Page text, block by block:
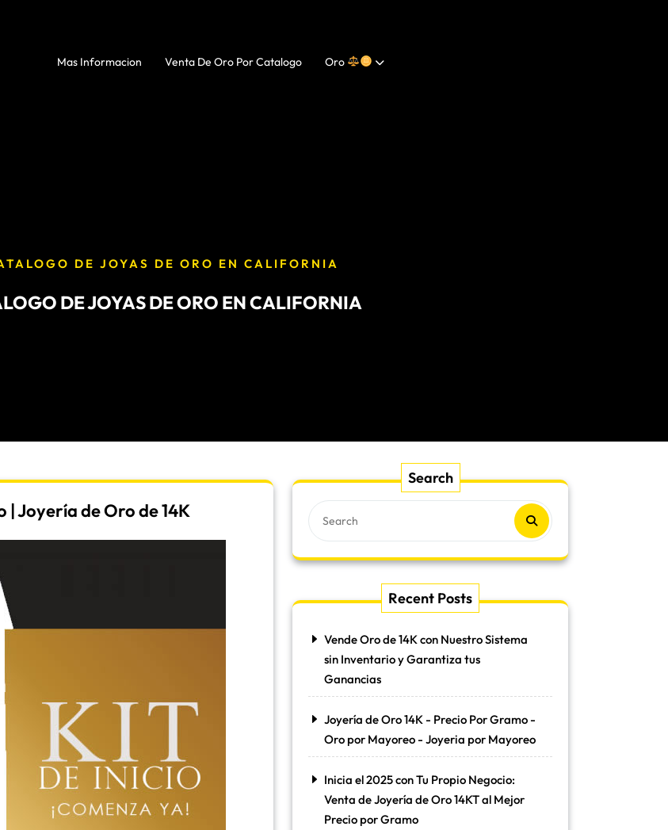
Mas Informacion Venta De Oro Por Catalogo Oro
DE JOYAS DE ORO EN CALIFORNIA
DE JOYAS DE ORO EN CALIFORNIA
| Joyería de Oro de 14K
Search
Recent Posts
Vende Oro de 14K con Nuestro Sistema
sin Inventario y Garantiza tus
Ganancias
Joyería de Oro 14K - Precio Por Gramo -
Oro por Mayoreo - Joyeria por Mayoreo
Inicia el 2025 con Tu Propio Negocio:
Venta de Joyería de Oro 14KT al Mejor
Precio por Gramo